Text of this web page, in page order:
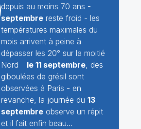
depuis au moins 70 ans -
septembrereste froid - les
températures maximales du
mois arrivent à peine à
dépasser les 20° sur la moitié
Nord - le 11 septembre, des
giboulées de grésil sont
observées à Paris - en
revanche, la journée du 13
septembreobserve un répit
et il fait enfin beau...